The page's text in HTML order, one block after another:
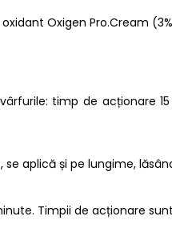
Oxigen Pro.Cream
timp de acționare
aplică și pe lungime,
Timpii de acționare